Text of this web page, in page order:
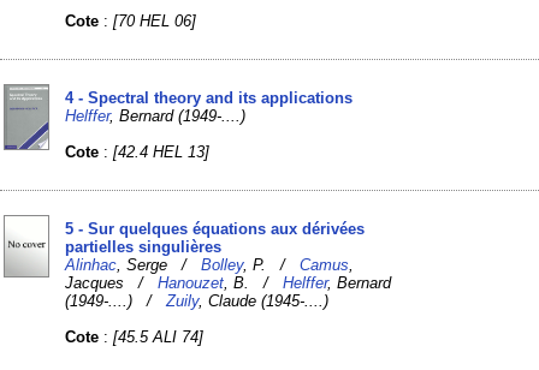
Cote :[70 HEL 06]
4 - Spectral theory and its applications
Helffer, Bernard (1949-....)
Cote :[42.4 HEL 13]
5 - Sur quelques équations aux dérivées
partielles singulières
Alinhac , Serge /Bolley, P. /Camus
Jacques /Hanouzet , B. /Helffer, Bernard
(1949-....) /Zuily, Claude (1945-....)
Cote :[45.5 ALI 74]